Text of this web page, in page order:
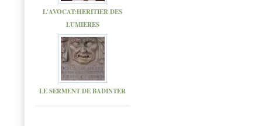
L'AVOCAT:HERITIER DES
LUMIERES
LE SERMENT DE BADINTER